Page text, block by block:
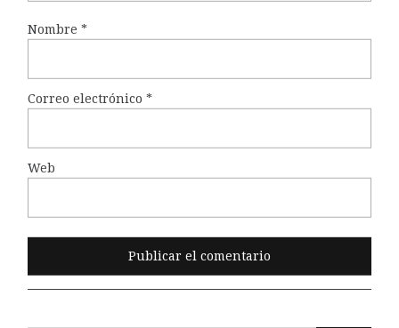
Nombre *
Correo electrónico *
Web